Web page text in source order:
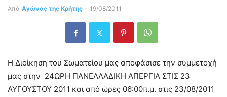
Από Αγώνας της Κρήτης - 19/08/2011
Η Διοίκηση του Σωματείου μας αποφάσισε την συμμετοχή
μας στην 24ΩΡΗ ΠΑΝΕΛΛΑΔΙΚΗ ΑΠΕΡΓΙΑ ΣΤΙΣ 23
ΑΥΓΟΥΣΤΟΥ 2011 και από ώρες 06:00π.μ. στις 23/08/2011